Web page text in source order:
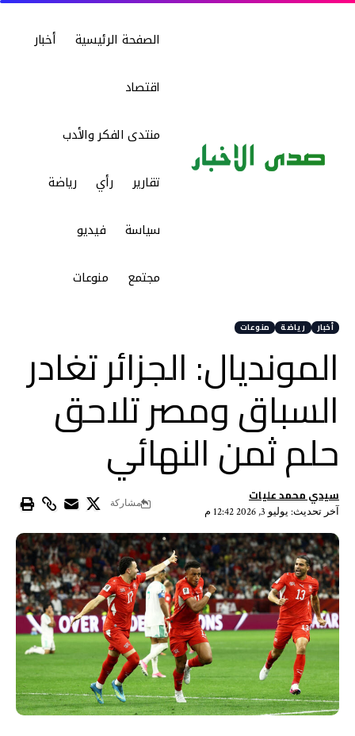
الصفحة الرئيسية أخبار
اقتصاد
منتدى الفكر والأدب
تقارير رأي رياضة
سياسة فيديو
مجتمع منوعات
أخبار رياضة منوعات
المونديال: الجزائر تغادر
السباق ومصر تلاحق
حلم ثمن النهائي
آخر تحديث: يوليو 3, 2026 12:42 م
سيدي محمد عليات مشاركة